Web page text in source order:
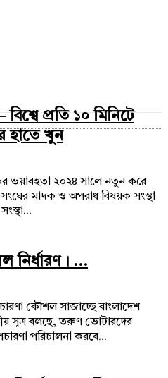
প্রতি ১০ মিনিটে
হাতে খুন
ভয়াবহতা ২০২৪ সালে নতুন করে
মাদক ও অপরাধ বিষয়ক সংস্থা
নির্ধারণ। ...
কৌশল সাজাচ্ছে বাংলাদেশ
সূত্র বলছে, তরুণ ভোটারদের
পরিচালনা করবে...